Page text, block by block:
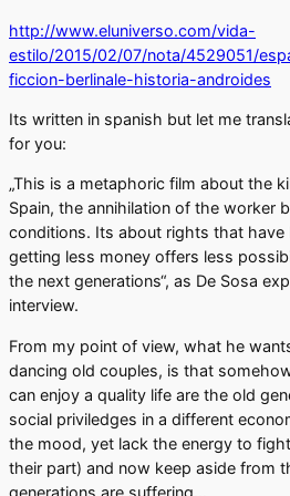
http://www.eluniverso.com/vida-
estilo/2015/02/07/nota/4529051/
ficcion-berlinale-historia-androides
Its written in spanish but let me
for you:
„This is a metaphoric film about the
Spain, the annihilation of the worker
conditions. Its about rights that have
getting less money offers less
the next generations“, as De Sosa
interview.
From my point of view, what he
dancing old couples, is that
can enjoy a quality life are the old
social priviledges in a different
the mood, yet lack the energy to
their part) and now keep aside from
generations are suffering…